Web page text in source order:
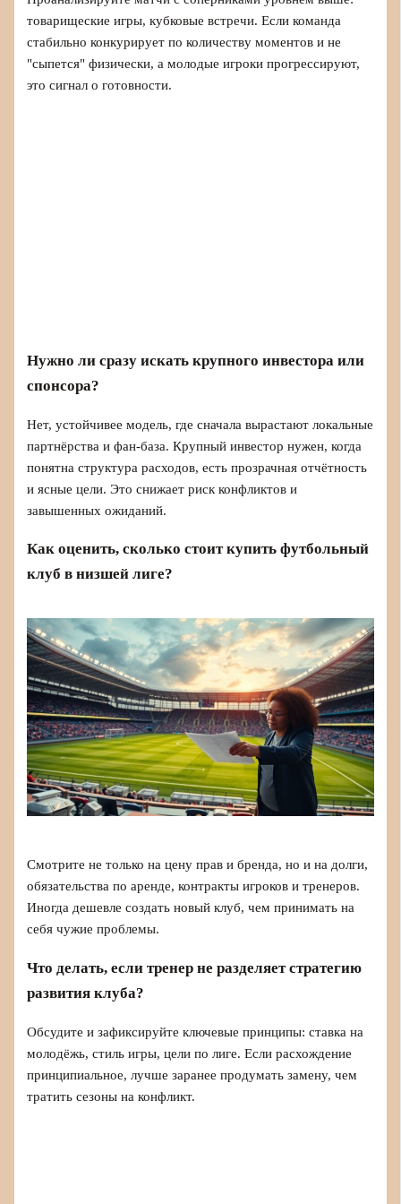
товарищеские игры, кубковые встречи. Если команда
стабильно конкурирует по количеству моментов и не
"сыпется" физически, а молодые игроки прогрессируют,
это сигнал о готовности.
Нужно ли сразу искать крупного инвестора или
спонсора?
Нет, устойчивее модель, где сначала вырастают локальные
партнёрства и фан-база. Крупный инвестор нужен, когда
понятна структура расходов, есть прозрачная отчётность
и ясные цели. Это снижает риск конфликтов и
завышенных ожиданий.
Как оценить, сколько стоит купить футбольный
клуб в низшей лиге?
Смотрите не только на цену прав и бренда, но и на долги,
обязательства по аренде, контракты игроков и тренеров.
Иногда дешевле создать новый клуб, чем принимать на
себя чужие проблемы.
Что делать, если тренер не разделяет стратегию
развития клуба?
Обсудите и зафиксируйте ключевые принципы: ставка на
молодёжь, стиль игры, цели по лиге. Если расхождение
принципиальное, лучше заранее продумать замену, чем
тратить сезоны на конфликт.